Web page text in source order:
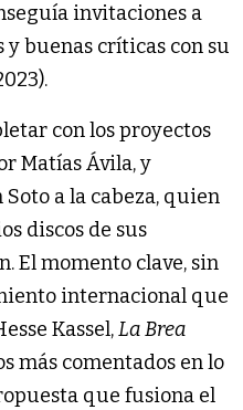
invitaciones a
y buenas críticas con su
con los proyectos
Matías Ávila, y
a la cabeza, quien
discos de sus
El momento clave, sin
internacional que
Kassel,La Brea
más comentados en lo
que fusiona el